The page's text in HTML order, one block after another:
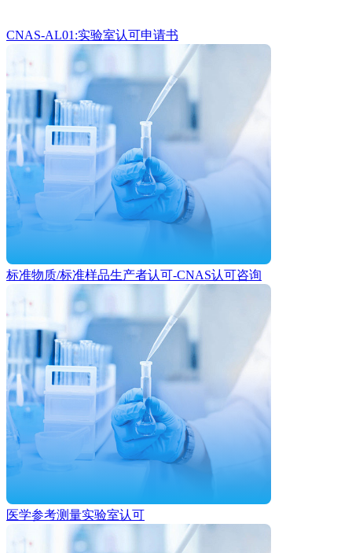
CNAS-AL01:实验室认可申请书
标准物质/标准样品生产者认可-CNAS认可咨询
医学参考测量实验室认可